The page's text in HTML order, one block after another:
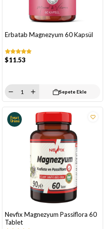
Erbatab Magnezyum 60 Kapsül
$11.53
Sepete Ekle
Nevfix Magnezyum Passiflora 60
Tablet
Fırsat
Ürünü